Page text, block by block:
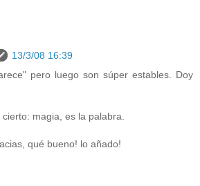
13/3/08 16:39
pero luego son súper estables. Doy
cierto: magia, es la palabra.
qué bueno! lo añado!